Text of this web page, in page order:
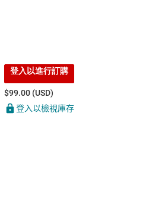
登入以進行訂購
$99.00 (USD)
登入以檢視庫存